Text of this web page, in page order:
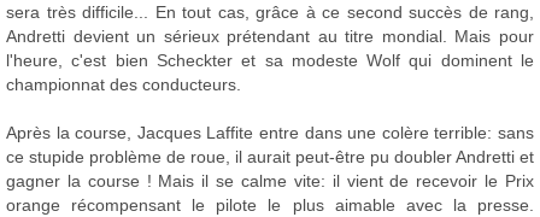
sera très difficile... En tout cas, grâce à ce second succès de rang,
Andretti devient un sérieux prétendant au titre mondial. Mais pour
l'heure, c'est bien Scheckter et sa modeste Wolf qui dominent le
championnat des conducteurs.
Après la course, Jacques Laffite entre dans une colère terrible: sans
ce stupide problème de roue, il aurait peut-être pu doubler Andretti et
gagner la course ! Mais il se calme vite: il vient de recevoir le Prix
orange récompensant le pilote le plus aimable avec la presse.